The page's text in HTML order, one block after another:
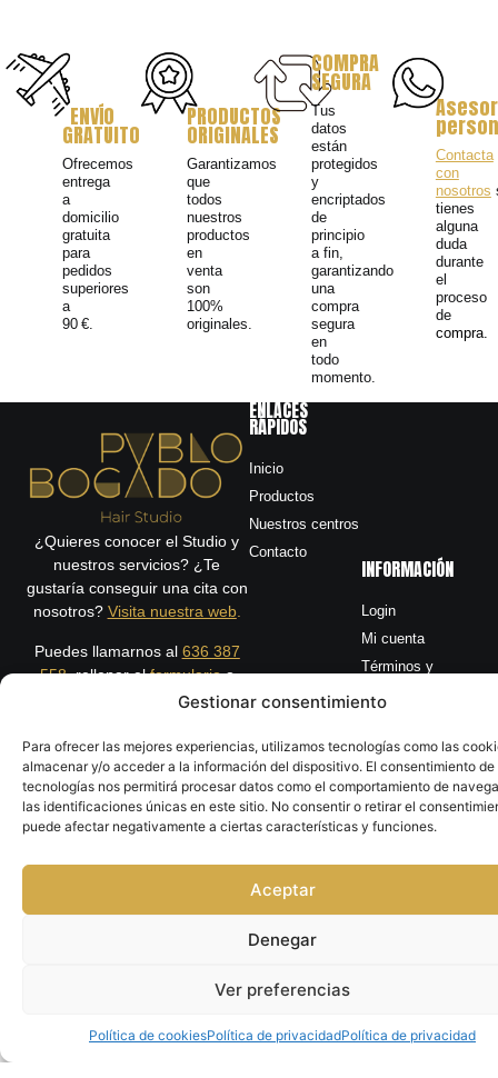
Gestionar consentimiento
Para ofrecer las mejores experiencias, utilizamos tecnologías como las
almacenar y/o acceder a la información del dispositivo. El consentimiento de
tecnologías nos permitirá procesar datos como el comportamiento de
las identificaciones únicas en este sitio. No consentir o retirar el
puede afectar negativamente a ciertas características y funciones.
Aceptar
Denegar
Ver preferencias
Política de cookiesPolítica de privacidadPolítica de privacidad
ENVÍO
GRATUITO
Ofrecemos
entrega
a
domicilio
gratuita
para
pedidos
superiores
a
90 €.
PRODUCTOS
ORIGINALES
Garantizamos
que
todos
nuestros
productos
en
venta
son
100%
originales.
COMPRA
SEGURA
Tus
datos
están
protegidos
y
encriptados
de
principio
a fin,
garantizando
una
compra
segura
en
todo
momento.
Contacta
con
nosotros
tienes
alguna
duda
durante
el
proceso
de
compra.
¿Quieres conocer el Studio y
nuestros servicios? ¿Te
gustaría conseguir una cita con
nosotros? Visita nuestra web.
Puedes llamarnos al 636 387
558, rellenar elformulario o
escribirnos en nuestras redes
ENLACES
RÁPIDOS
Inicio
Productos
Nuestros centros
Contacto
INFORMACIÓN
Login
Mi cuenta
Términos y
cookies
Seguimiento de
pedido